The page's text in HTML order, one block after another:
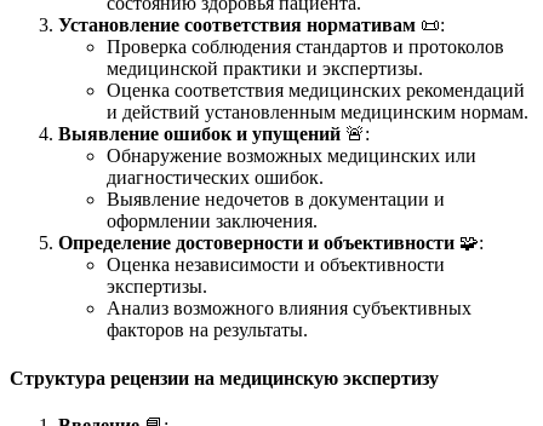
Установление соответствия нормативам 📜:
Проверка соблюдения стандартов и протоколов
медицинской практики и экспертизы.
Оценка соответствия медицинских рекомендаций
и действий установленным медицинским нормам.
Выявление ошибок и упущений 🚨:
Обнаружение возможных медицинских или
диагностических ошибок.
Выявление недочетов в документации и
оформлении заключения.
Определение достоверности и объективности 🧩:
Оценка независимости и объективности
экспертизы.
Анализ возможного влияния субъективных
факторов на результаты.
Структура рецензии на медицинскую экспертизу